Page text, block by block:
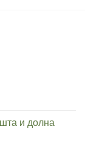
ден.и долна